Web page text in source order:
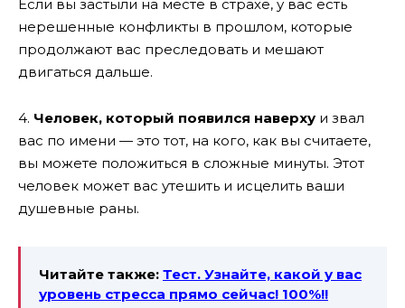
Если вы застыли на месте в страхе, у вас есть
нерешенные конфликты в прошлом, которые
продолжают вас преследовать и мешают
двигаться дальше.
4. Человек, который появился наверху и звал
вас по имени — это тот, на кого, как вы считаете,
вы можете положиться в сложные минуты. Этот
человек может вас утешить и исцелить ваши
душевные раны.
Читайте также: Тест. Узнайте, какой у вас
уровень стресса прямо сейчас! 100%!!